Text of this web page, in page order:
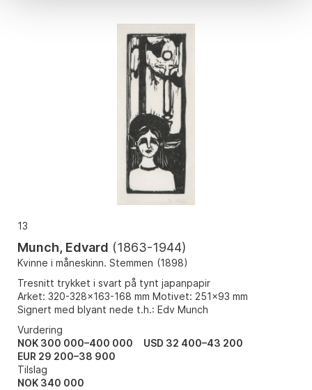
13
Munch, Edvard (1863-1944)
Kvinne i måneskinn. Stemmen (1898)
Tresnitt trykket i svart på tynt japanpapir
Arket: 320-328x163-168 mm Motivet: 251x93 mm
Signert med blyant nede t.h.: Edv Munch
Vurdering
NOK 300 000–400 000
USD 32 400–43 200
EUR 29 200–38 900
Tilslag
NOK 340 000